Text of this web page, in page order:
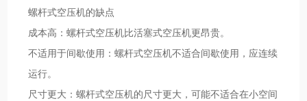
螺杆式空压机的缺点
成本高：螺杆式空压机比活塞式空压机更昂贵。
不适用于间歇使用：螺杆式空压机不适合间歇使用，应连续
运行。
尺寸更大：螺杆式空压机的尺寸更大，可能不适合在小空间